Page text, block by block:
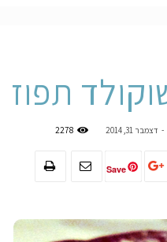
תפוז
- דצמבר 31, 2014 2278
Save